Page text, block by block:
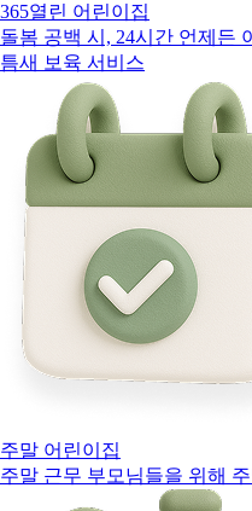
365열린 어린이집
돌봄 공백 시, 24시간 언제든
틈새 보육 서비스
주말 어린이집
주말 근무 부모님들을 위해